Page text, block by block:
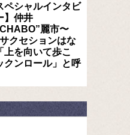
ペシャルインタビ
】仲井
麗市〜
クセションはな
上を向いて歩こ
クンロール」と呼